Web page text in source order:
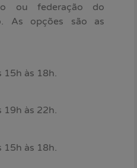
ou federação do
As opções são as
15h às 18h.
19h às 22h.
15h às 18h.